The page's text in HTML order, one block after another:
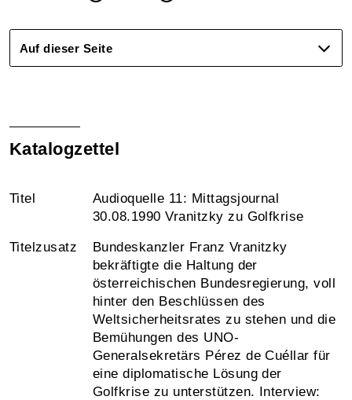
Auf dieser Seite
Katalogzettel
Titel
Audioquelle 11: Mittagsjournal
30.08.1990 Vranitzky zu Golfkrise
Titelzusatz
Bundeskanzler Franz Vranitzky
bekräftigte die Haltung der
österreichischen Bundesregierung, voll
hinter den Beschlüssen des
Weltsicherheitsrates zu stehen und die
Bemühungen des UNO-
Generalsekretärs Pérez de Cuéllar für
eine diplomatische Lösung der
Golfkrise zu unterstützen. Interview: